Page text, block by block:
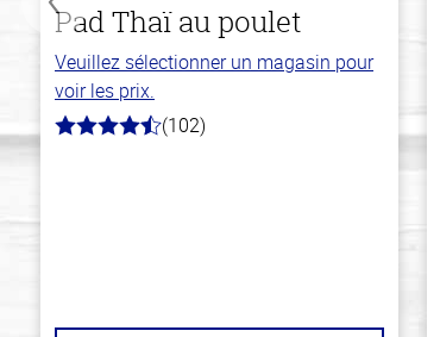
Pad Thaï au poulet
Veuillez sélectionner un magasin pour
voir les prix.
4.3
(102)